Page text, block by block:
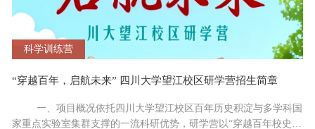
科学训练营
“穿越百年，启航未来” 四川大学望江校区研学营招生简章
一、项目概况依托四川大学望江校区百年历史积淀与多学科国
家重点实验室集群支撑的一流科研优势，研学营以“穿越百年校史，